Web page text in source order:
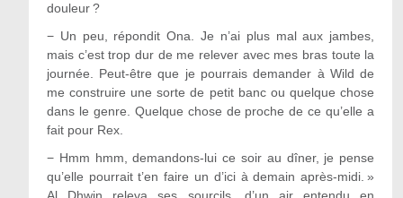
douleur ?
− Un peu, répondit Ona. Je n’ai plus mal aux jambes,
mais c’est trop dur de me relever avec mes bras toute la
journée. Peut-être que je pourrais demander à Wild de
me construire une sorte de petit banc ou quelque chose
dans le genre. Quelque chose de proche de ce qu’elle a
fait pour Rex.
− Hmm hmm, demandons-lui ce soir au dîner, je pense
qu’elle pourrait t’en faire un d’ici à demain après-midi. »